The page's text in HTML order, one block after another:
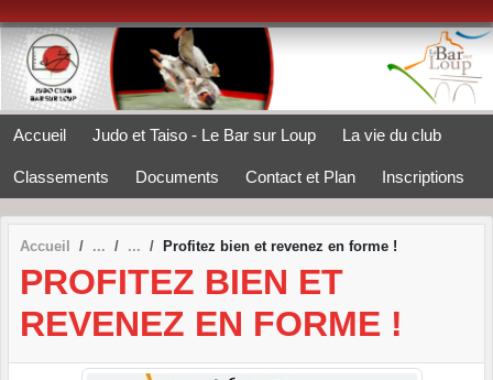
Accueil Judo et Taiso - Le Bar sur Loup La vie du club
Classements Documents Contact et Plan Inscriptions
Accueil Profitez bien et revenez en forme !
PROFITEZ BIEN ET
REVENEZ EN FORME !